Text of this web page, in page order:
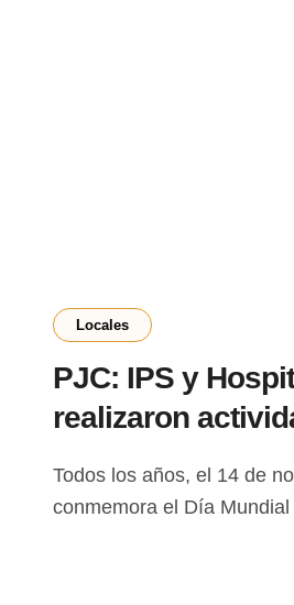
Locales
PJC: IPS y
realizaron
Todos los años, el 14 de noviembre, se
conmemora el Día